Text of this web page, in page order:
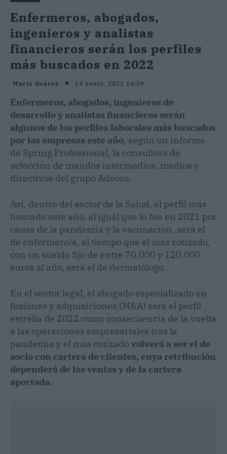
Enfermeros, abogados,
ingenieros y analistas
financieros serán los perfiles
más buscados en 2022
Marta Suárez 19 enero, 2022 14:59
Enfermeros, abogados, ingenieros de
desarrollo y analistas financieros serán
algunos de los perfiles laborales más buscados
por las empresas este año, según un informe
de Spring Professional, la consultora de
selección de mandos intermedios, medios y
directivos del grupo Adecco.
Así, dentro del sector de la Salud, el perfil más
buscado este año, al igual que lo fue en 2021 por
causa de la pandemia y la vacunación, será el
de enfermero/a, al tiempo que el más cotizado,
con un sueldo fijo de entre 70.000 y 120.000
euros al año, será el de dermatólogo.
En el sector legal, el abogado especializado en
fusiones y adquisiciones (M&A) será el perfil
estrella de 2022 como consecuencia de la vuelta
a las operaciones empresariales tras la
pandemia y el más cotizado volverá a ser el de
socio con cartera de clientes, cuya retribución
dependerá de las ventas y de la cartera
aportada.